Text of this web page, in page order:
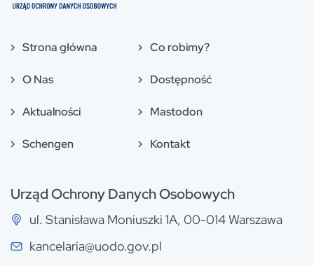
Strona główna
O Nas
Aktualności
Schengen
Co robimy?
Dostępność
Mastodon
Kontakt
Urząd Ochrony Danych Osobowych
ul. Stanisława Moniuszki 1A, 00-014 Warszawa
kancelaria@uodo.gov.pl